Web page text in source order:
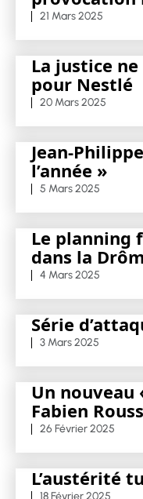
21 Mars 2025
La justice
pour Nestlé
20 Mars 2025
Jean-
l’année »
5 Mars 2025
Le planning
dans la
4 Mars 2025
Série
3 Mars 2025
Un nouveau
Fabien
26 Février 2025
L’austérité
18 Février 2025